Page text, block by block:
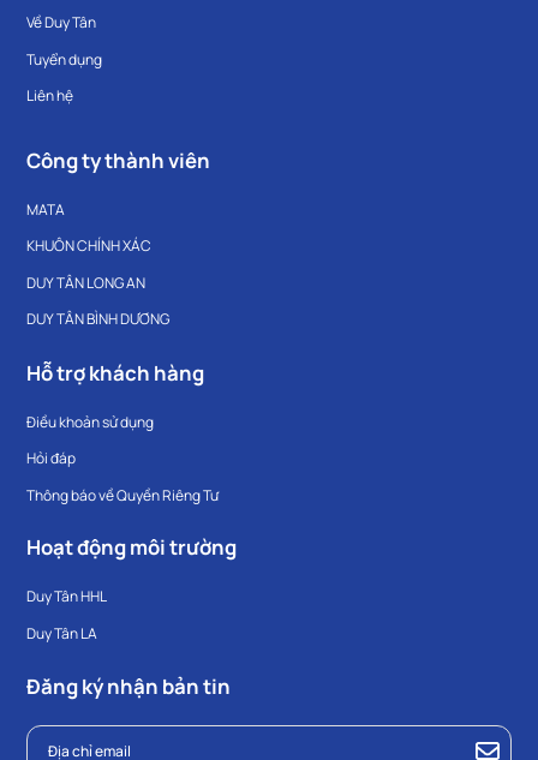
Về Duy Tân
Tuyển dụng
Liên hệ
Công ty thành viên
MATA
KHUÔN CHÍNH XÁC
DUY TÂN LONG AN
DUY TÂN BÌNH DƯƠNG
Hỗ trợ khách hàng
Điều khoản sử dụng
Hỏi đáp
Thông báo về Quyền Riêng Tư
Hoạt động môi trường
Duy Tân HHL
Duy Tân LA
Đăng ký nhận bản tin